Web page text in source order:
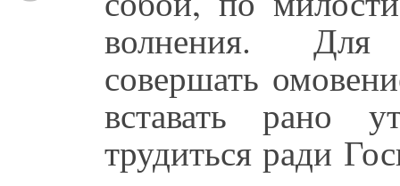
волнения. Для
совершать
вставать рано
трудиться ради